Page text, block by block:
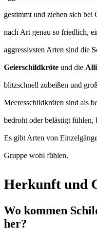
gestimmt und ziehen sich bei
nach Art genau so friedlich,
aggressivsten Arten sind die
Geierschildkröte und die
blitzschnell zubeißen und
Meeresschildkröten sind als
bedroht oder belästigt fühlen,
Es gibt Arten von
Gruppe wohl fühlen.
Herkunft und
Wo kommen
her?